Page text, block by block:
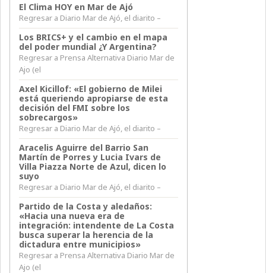
El Clima HOY en Mar de Ajó
Regresar a Diario Mar de Ajó, el diarito –
Los BRICS+ y el cambio en el mapa
del poder mundial ¿Y Argentina?
Regresar a Prensa Alternativa Diario Mar de
Ajo (el
Axel Kicillof: «El gobierno de Milei
está queriendo apropiarse de esta
decisión del FMI sobre los
sobrecargos»
Regresar a Diario Mar de Ajó, el diarito –
Aracelis Aguirre del Barrio San
Martín de Porres y Lucia Ivars de
Villa Piazza Norte de Azul, dicen lo
suyo
Regresar a Diario Mar de Ajó, el diarito –
Partido de la Costa y aledaños:
«Hacia una nueva era de
integración: intendente de La Costa
busca superar la herencia de la
dictadura entre municipios»
Regresar a Prensa Alternativa Diario Mar de
Ajo (el